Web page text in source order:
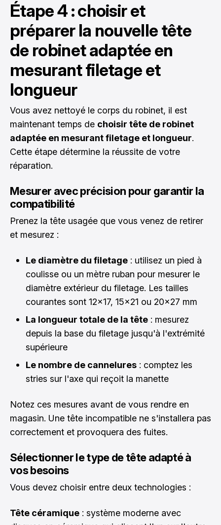
Étape 4 : choisir et
préparer la nouvelle tête
de robinet adaptée en
mesurant filetage et
longueur
Vous avez nettoyé le corps du robinet, il est
maintenant temps de choisir tête de robinet
adaptée en mesurant filetage et longueur.
Cette étape détermine la réussite de votre
réparation.
Mesurer avec précision pour garantir la
compatibilité
Prenez la tête usagée que vous venez de retirer
et mesurez :
Le diamètre du filetage : utilisez un pied à
coulisse ou un mètre ruban pour mesurer le
diamètre extérieur du filetage. Les tailles
courantes sont 12x17, 15x21 ou 20x27 mm
La longueur totale de la tête : mesurez
depuis la base du filetage jusqu'à l'extrémité
supérieure
Le nombre de cannelures : comptez les
stries sur l'axe qui reçoit la manette
Notez ces mesures avant de vous rendre en
magasin. Une tête incompatible ne s'installera pas
correctement et provoquera des fuites.
Sélectionner le type de tête adapté à
vos besoins
Vous devez choisir entre deux technologies :
Tête céramique : système moderne avec